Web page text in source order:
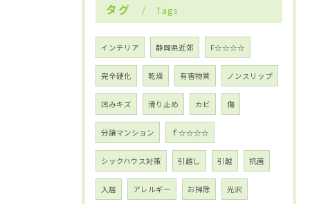
タグ Tags
インテリア 静岡県近郊 F☆☆☆☆
完全硬化 乾燥 有害物質 ノンスリップ
凹みキズ 滑り止め カビ 傷
分譲マンション ｆ☆☆☆☆
シックハウス対策 引越し 引越 抗菌
入居 アレルギー お掃除 光沢